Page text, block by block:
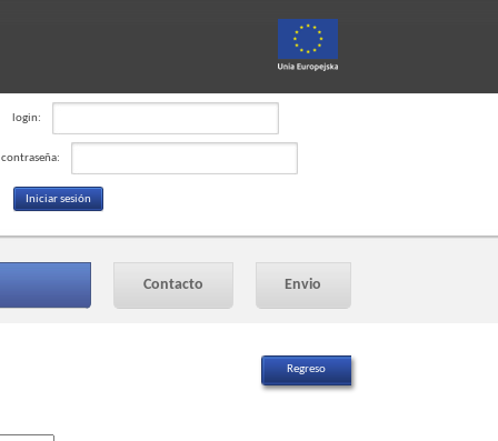
login:
contraseña:
Contacto Envio